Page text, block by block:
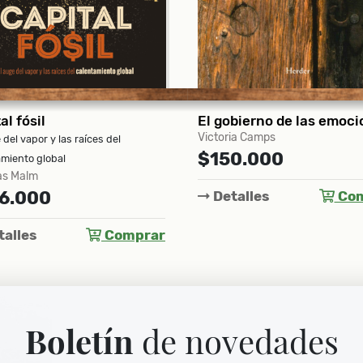
de las emociones
Camps Eduardo Galeano
$115.000
Detalles
Boletín de novedades